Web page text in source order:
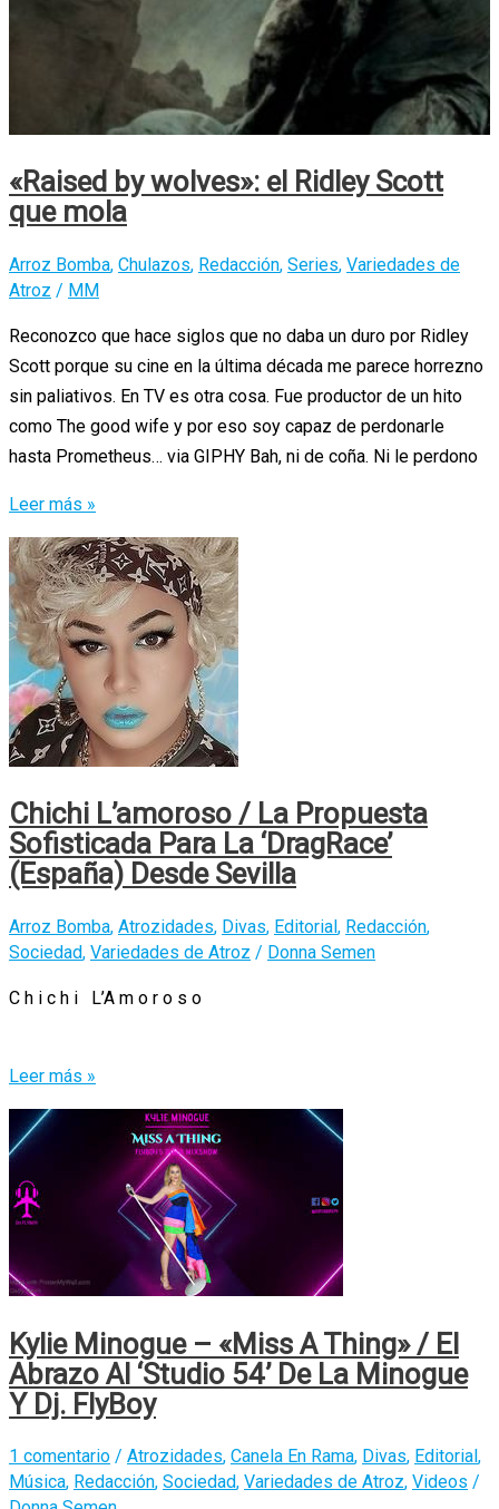
«Raised by wolves»: el Ridley Scott
que mola
Arroz Bomba, Chulazos, Redacción, Series, Variedades de
Atroz / MM
Reconozco que hace siglos que no daba un duro por Ridley
Scott porque su cine en la última década me parece horrezno
sin paliativos. En TV es otra cosa. Fue productor de un hito
como The good wife y por eso soy capaz de perdonarle
hasta Prometheus… via GIPHY Bah, ni de coña. Ni le perdono
«Raised
by
wolves»:
el
Ridley
Scott
que
mola
Leer más »
Chichi L’amoroso / La Propuesta
Sofisticada Para La ‘DragRace’
(España) Desde Sevilla
Arroz Bomba, Atrozidades, Divas, Editorial, Redacción,
Sociedad, Variedades de Atroz / Donna Semen
C h i c h i L’A m o r o s o
Chichi
L’amoroso
/
La
Propuesta
Sofisticada
Para
La
(España)
Desde
Sevilla
Leer más »
Kylie Minogue – «Miss A Thing» / El
Abrazo Al ‘Studio 54’ De La Minogue
Y Dj. FlyBoy
1 comentario / Atrozidades, Canela En Rama, Divas, Editorial ,
Música, Redacción, Sociedad, Variedades de Atroz, Videos /